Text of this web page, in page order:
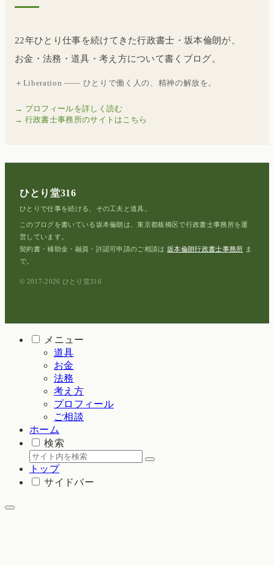
22年ひとり仕事を続けてきた行政書士・坂本倫朗が、
お金・法務・道具・考え方について書くブログ。
＋Liberation —— ひとりで働く人の、精神の解放を。
→ プロフィールを詳しく読む
→ 行政書士事務所のサイトはこちら
ひとり堂316
ひとりで仕事を続ける、その工夫と道具。
このブログを書いている坂本倫朗は、東京都板橋区で行政書士事務所を運
営しています。
契約書・補助金・融資・許認可申請のご相談は坂本倫朗行政書士事務所 ま
で。
© 2017-2026 ひとり堂316
メニュー
道具
お金
法務
考え方
プロフィール
ご相談
ホーム
検索
トップ
サイドバー